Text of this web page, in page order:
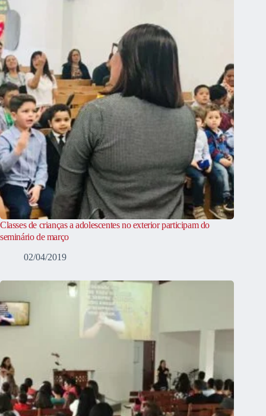
Classes de crianças a adolescentes no exterior participam do
seminário de março
02/04/2019